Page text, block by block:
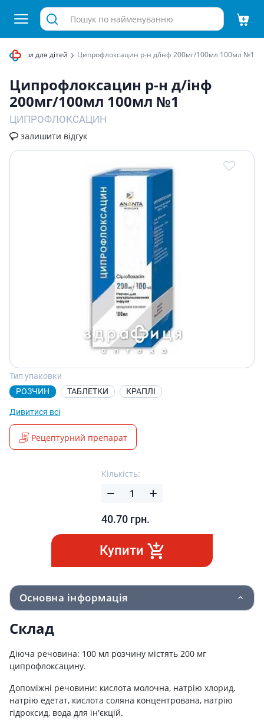
для дітей Ципрофлоксацин р-н д/інф 200мг/100мл 100мл №1
Ципрофлоксацин р-н д/інф
200мг/100мл 100мл №1
ЦИПРОФЛОКСАЦИН
залишити відгук
Тип упаковки
РОЗЧИН
ТАБЛЕТКИ КРАПЛІ
Дивитися всі
Рецептурний препарат
Кількість:
40.70 грн.
Купити
Основна інформація
Склад
Діюча речовина: 100 мл розчину містять 200 мг
ципрофлоксацину.
Допоміжні речовини: кислота молочна, натрію хлорид,
натрію едетат, кислота соляна концентрована, натрію
гідроксид, вода для ін'єкцій.